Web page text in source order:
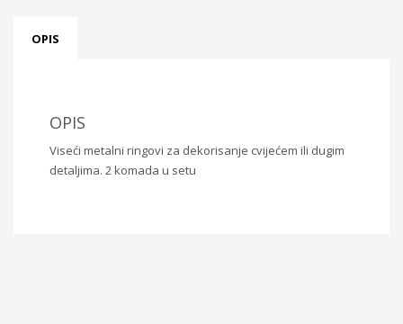
OPIS
OPIS
Viseći metalni ringovi za dekorisanje cvijećem ili dugim
detaljima. 2 komada u setu